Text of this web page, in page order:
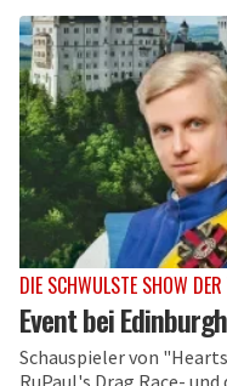
DIE SCHWULSTE SHOW DER
Event bei
Schauspieler von